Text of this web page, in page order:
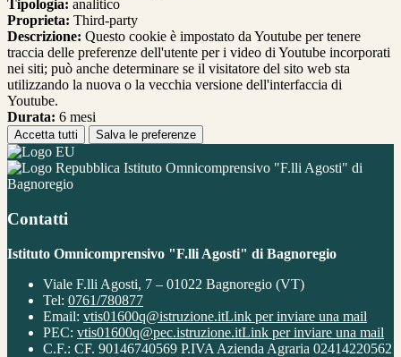
Tipologia: analitico
Proprieta: Third-party
Descrizione: Questo cookie è impostato da Youtube per tenere
traccia delle preferenze dell'utente per i video di Youtube incorporati
nei siti; può anche determinare se il visitatore del sito web sta
utilizzando la nuova o la vecchia versione dell'interfaccia di
Youtube.
Durata: 6 mesi
Accetta tutti Salva le preferenze
Istituto Omnicomprensivo "F.lli Agosti" di
Bagnoregio
Contatti
Istituto Omnicomprensivo "F.lli Agosti" di Bagnoregio
Viale F.lli Agosti, 7 – 01022 Bagnoregio (VT)
Tel: 0761/780877
Email: vtis01600q@istruzione.itLink per inviare una mail
PEC: vtis01600q@pec.istruzione.itLink per inviare una mail
C.F.: CF. 90146740569 P.IVA Azienda Agraria 02414220562